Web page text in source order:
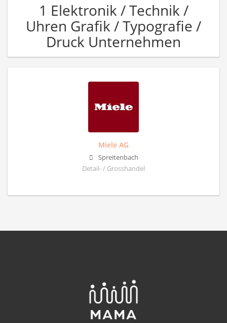
1 Elektronik / Technik /
Uhren Grafik / Typografie /
Druck Unternehmen
Miele AG
Spreitenbach
Detail- / Grosshandel